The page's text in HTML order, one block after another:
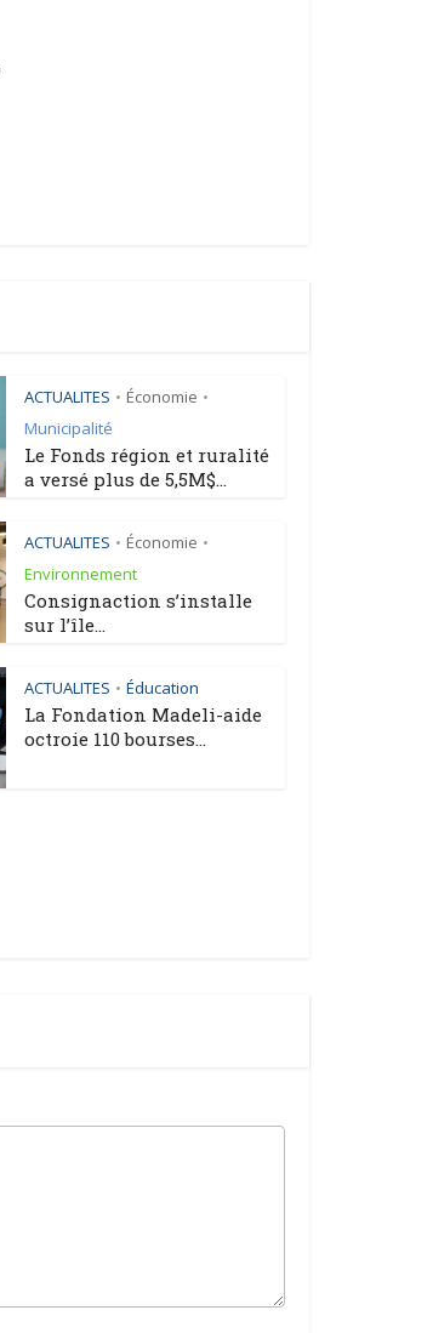
ACTUALITES • Économie •
Municipalité
Le Fonds région et ruralité
a versé plus de 5,5M$...
ACTUALITES • Économie •
Environnement
Consignaction s’installe
sur l’île...
ACTUALITES • Éducation
La Fondation Madeli-aide
octroie 110 bourses...